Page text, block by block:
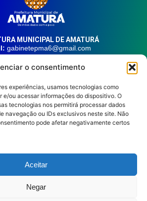
o consentimento
experiências, usamos tecnologias como
e/ou acessar informações do dispositivo. O
tecnologias nos permitirá processar dados
navegação ou IDs exclusivos neste site. Não
pode afetar negativamente certos
Aceitar
Negar
MUNICIPAL DE AMATURÁ
gabinetepma6@gmail.com
de Junho, n° 1746, Centro | Amaturá – AM
DE ATENDIMENTO
à sexta, das 08:00 às 14:00.